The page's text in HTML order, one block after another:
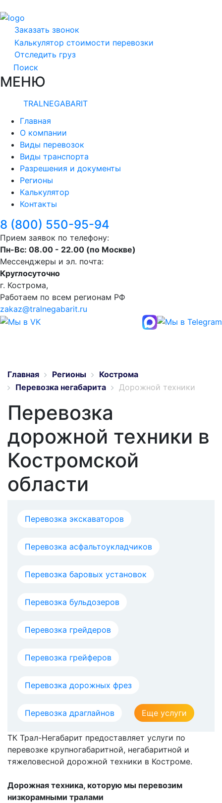
Заказать звонок
Калькулятор стоимости перевозки
Отследить груз
Поиск
МЕНЮ
TRALNEGABARIT
Главная
О компании
Виды перевозок
Виды транспорта
Разрешения и документы
Регионы
Калькулятор
Контакты
8 (800) 550-95-94
Прием заявок по телефону:
Пн-Вс: 08.00 - 22.00 (по Москве)
Мессенджеры и эл. почта:
Круглосуточно
г. Кострома,
Работаем по всем регионам РФ
zakaz@tralnegabarit.ru
Главная Регионы
Кострома
Перевозка негабарита
Дорожной техники
Перевозка
дорожной техники в
Костромской
области
Перевозка экскаваторов
Перевозка асфальтоукладчиков
Перевозка баровых установок
Перевозка бульдозеров
Перевозка грейдеров
Перевозка грейферов
Перевозка дорожных фрез
Перевозка драглайнов Еще услуги
ТК Трал-Негабарит предоставляет услуги по
перевозке крупногабаритной, негабаритной и
тяжеловесной дорожной техники в Костроме.
Дорожная техника, которую мы перевозим
низкорамными тралами